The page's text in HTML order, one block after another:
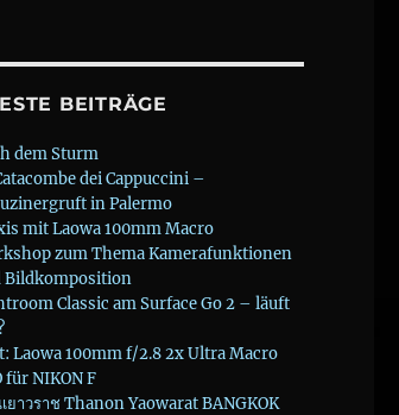
BEITRÄGE
dem Sturm
dei Cappuccini –
in Palermo
mit Laowa 100mm Macro
zum Thema Kamerafunktionen
Bildkomposition
Classic am Surface Go 2 – läuft
Laowa 100mm f/2.8 2x Ultra Macro
für NIKON F
ยาวราช Thanon Yaowarat BANGKOK